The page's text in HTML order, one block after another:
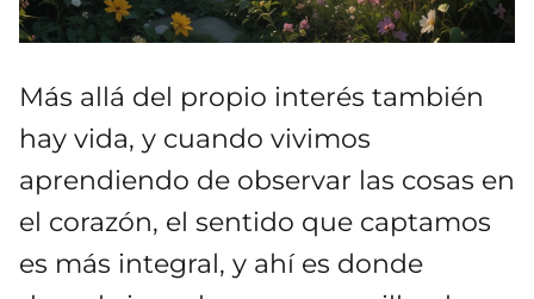
Más allá del propio interés también
hay vida, y cuando vivimos
aprendiendo de observar las cosas en
el corazón, el sentido que captamos
es más integral, y ahí es donde